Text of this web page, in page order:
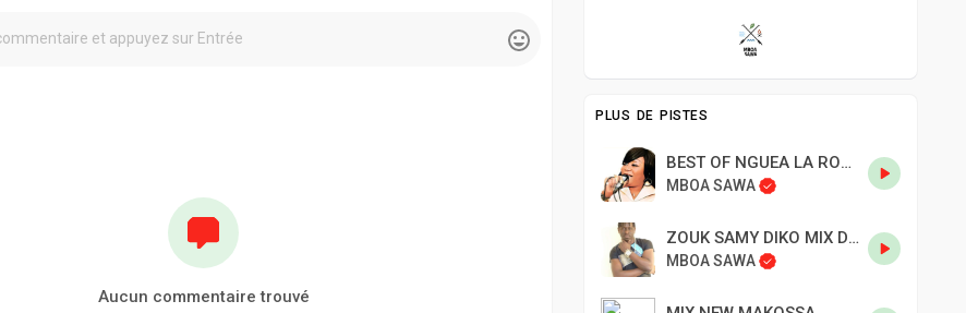
Aucun commentaire trouvé
PLUS DE PISTES
BEST OF NGUEA LA ROUTE
MBOA SAWA
ZOUK SAMY DIKO MIX DJ PAT
MBOA SAWA